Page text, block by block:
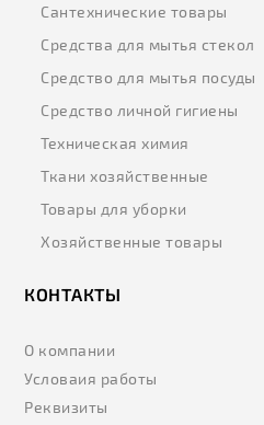
Сантехнические товары
Средства для мытья стекол
Средство для мытья посуды
Средство личной гигиены
Техническая химия
Ткани хозяйственные
Товары для уборки
Хозяйственные товары
КОНТАКТЫ
О компании
Условаия работы
Реквизиты